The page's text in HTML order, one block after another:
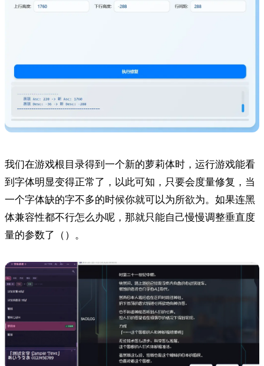
我们在游戏根目录得到一个新的萝莉体时，运行游戏能看
到字体明显变得正常了，以此可知，只要会度量修复，当
一个字体缺的字不多的时候你就可以为所欲为。如果连黑
体兼容性都不行怎么办呢，那就只能自己慢慢调整垂直度
量的参数了（）。